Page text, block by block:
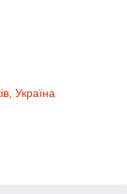
Україна